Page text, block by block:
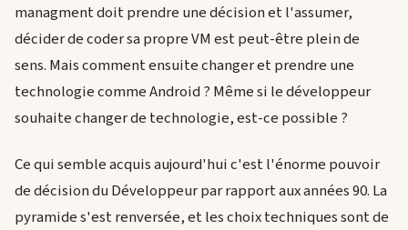
managment doit prendre une décision et l'assumer,
décider de coder sa propre VM est peut-être plein de
sens. Mais comment ensuite changer et prendre une
technologie comme Android ? Même si le développeur
souhaite changer de technologie, est-ce possible ?
Ce qui semble acquis aujourd'hui c'est l'énorme pouvoir
de décision du Développeur par rapport aux années 90. La
pyramide s'est renversée, et les choix techniques sont de